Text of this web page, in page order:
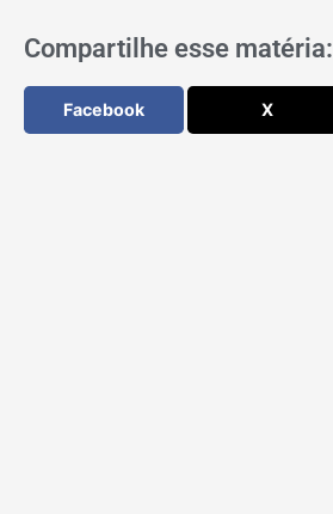
Compartilhe esse matéria:
Facebook X